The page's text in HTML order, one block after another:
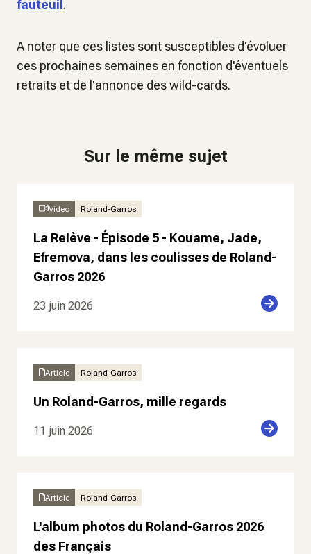
fauteuil.
A noter que ces listes sont susceptibles d'évoluer
ces prochaines semaines en fonction d'éventuels
retraits et de l'annonce des wild-cards.
Sur le même sujet
Video Roland-Garros
La Relève - Épisode 5 - Kouame, Jade,
Efremova, dans les coulisses de Roland-
Garros 2026
23 juin 2026
Article Roland-Garros
Un Roland-Garros, mille regards
11 juin 2026
Article Roland-Garros
L'album photos du Roland-Garros 2026
des Français